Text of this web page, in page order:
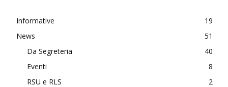
Informative
19
News
51
Da Segreteria
40
Eventi
8
RSU e RLS
2